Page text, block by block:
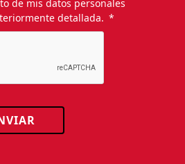
de mis datos personales
detallada.